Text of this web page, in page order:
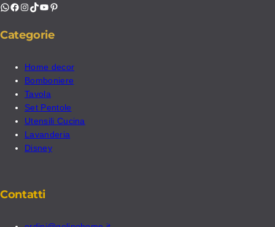
WhatsApp Facebook Instagram TikTok YouTube Pinterest
Categorie
Home decor
Bomboniere
Tavola
Set Pentole
Utensili Cucina
Lavanderia
Disney
Contatti